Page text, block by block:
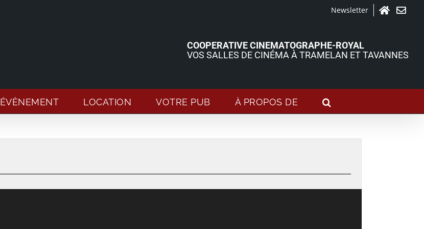
Newsletter
COOPERATIVE CINEMATOGRAPHE-ROYAL
VOS SALLES DE CINÉMA À TRAMELAN ET TAVANNES
ÉVÈNEMENT LOCATION VOTRE PUB À PROPOS DE